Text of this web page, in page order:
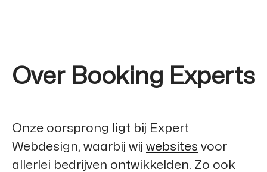
Over Booking Experts
Onze oorsprong ligt bij Expert
Webdesign, waarbij wij websites voor
allerlei bedrijven ontwikkelden. Zo ook